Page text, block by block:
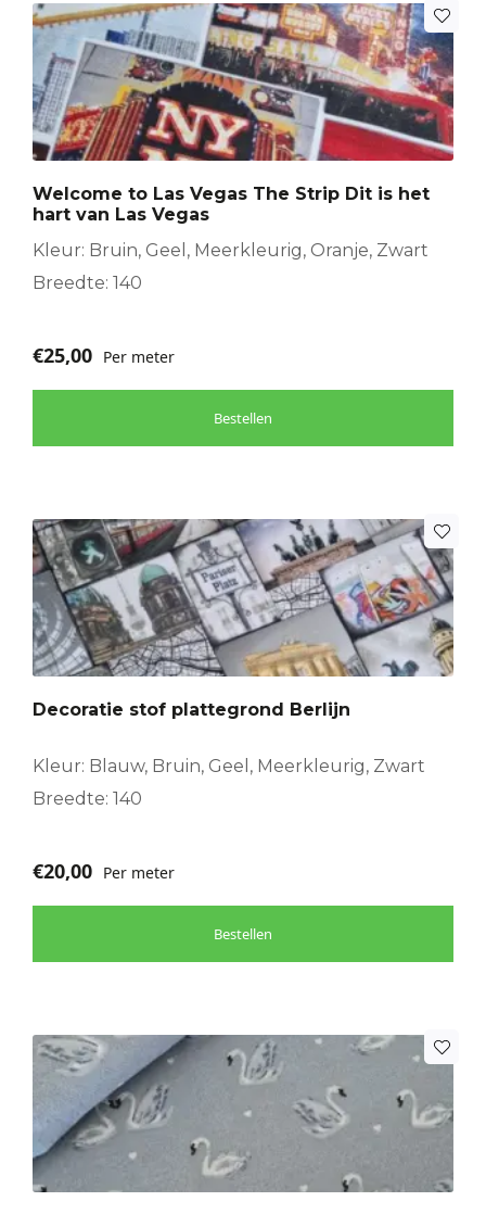
Welcome to Las Vegas The Strip Dit is het
hart van Las Vegas
Kleur: Bruin, Geel, Meerkleurig, Oranje, Zwart
Breedte: 140
€25,00 Per meter
Bestellen
Decoratie stof plattegrond Berlijn
Kleur: Blauw, Bruin, Geel, Meerkleurig, Zwart
Breedte: 140
€20,00 Per meter
Bestellen